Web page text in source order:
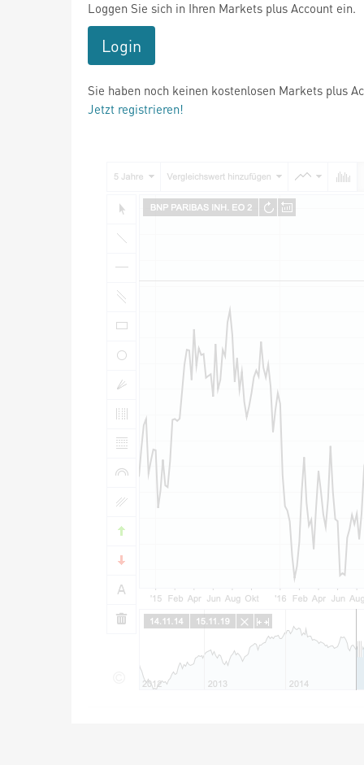
Loggen Sie sich in Ihren Markets plus Account ein.
Login
Sie haben noch keinen kostenlosen Markets plus
Jetzt registrieren!